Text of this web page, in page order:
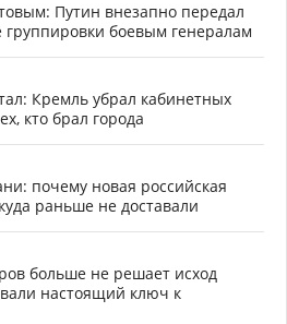
Путин внезапно передал
боевым генералам
Кремль убрал кабинетных
кто брал города
почему новая российская
раньше не доставали
больше не решает исход
настоящий ключ к